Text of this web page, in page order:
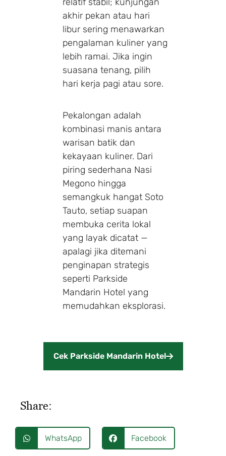
relatif stabil; kunjungan
akhir pekan atau hari
libur sering menawarkan
pengalaman kuliner yang
lebih ramai. Jika ingin
suasana tenang, pilih
hari kerja pagi atau sore.
Pekalongan adalah
kombinasi manis antara
warisan batik dan
kekayaan kuliner. Dari
piring sederhana Nasi
Megono hingga
semangkuk hangat Soto
Tauto, setiap suapan
membuka cerita lokal
yang layak dicatat —
apalagi jika ditemani
penginapan strategis
seperti Parkside
Mandarin Hotel yang
memudahkan eksplorasi.
Cek Parkside Mandarin Hotel
Share:
WhatsApp Facebook